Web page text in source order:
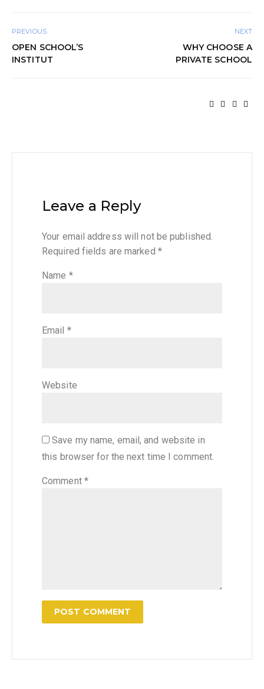
PREVIOUS
OPEN SCHOOL’S
INSTITUT
NEXT
WHY CHOOSE A
PRIVATE SCHOOL
Leave a Reply
Your email address will not be published.
Required fields are marked *
Name *
Email *
Website
Save my name, email, and website in
this browser for the next time I comment.
Comment *